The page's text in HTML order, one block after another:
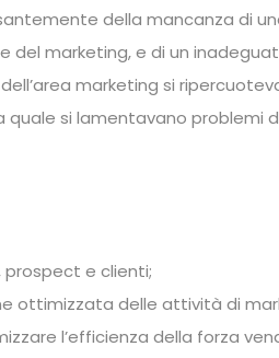
della mancanza di
del marketing, e di un
marketing si
quale si lamentavano problemi
e clienti;
ottimizzata delle attività di
l’efficienza della forza